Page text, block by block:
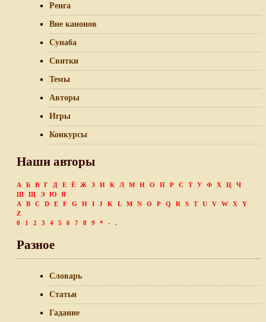
Ренга
Вне канонов
Сунаба
Свитки
Темы
Авторы
Игры
Конкурсы
Наши авторы
А Б В Г Д Е Ё Ж З И К Л М Н О П Р С Т У Ф Х Ц
Ч
Ш
Щ Э Ю
Я
A
B C D E F G H I J K L M N O P Q R S T U V W X
Y
Z
0
1 2 3 4 5 6 7 8 9 * - .
Разное
Словарь
Статьи
Гадание